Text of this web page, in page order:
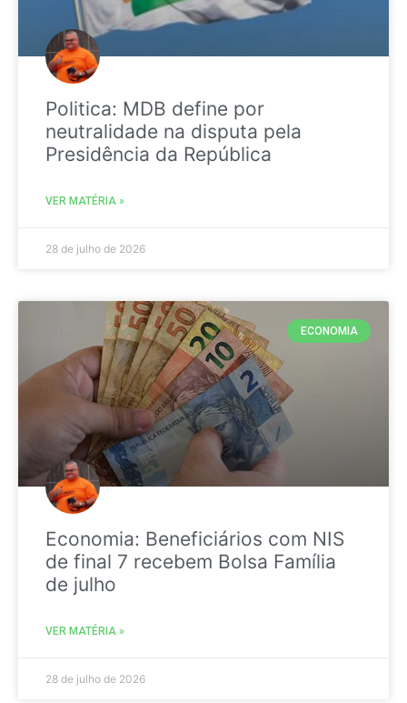
Politica: MDB define por
neutralidade na disputa pela
Presidência da República
VER MATÉRIA »
28 de julho de 2026
ECONOMIA
Economia: Beneficiários com NIS
de final 7 recebem Bolsa Família
de julho
VER MATÉRIA »
28 de julho de 2026